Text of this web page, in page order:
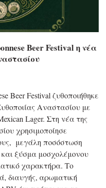
Beer Festival η νέα
Beer Festival ζυθοποιήθηκε
Αναστασίου με
Lager. Στη νέα της
χρησιμοποίησε
μεγάλη ποσόστωση
ξύσμα μοσχολέμονου
χαρακτήρα. Το
διαυγής, αρωματική